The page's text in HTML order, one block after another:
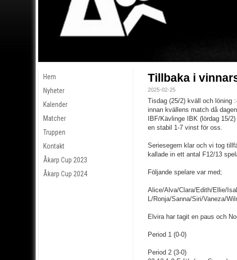
Hem
Nyheter
Kalender
Matcher
Truppen
Kontakt
Åkarp Cup 2023
Åkarp Cup 2024
Tillbaka i
2025-02-25
Tisdag (25/2) kväll och löning
innan kvällens match då
IBF/Kävlinge IBK (lördag 15/
en stabil 1-7 vinst för oss.
Seriesegern klar och vi tog
kallade in ett antal F12/13
Följande spelare var med;
Alice/Alva/Clara/Edith/Ellie/
L/Ronja/Sanna/Siri/Vaneza/
Elvira har tagit en paus och
Period 1 (0-0)
Period 2 (3-0)